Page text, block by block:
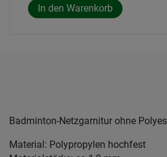
Badminton-Netzgarnitur ohne
Material: Polypropylen hochfest